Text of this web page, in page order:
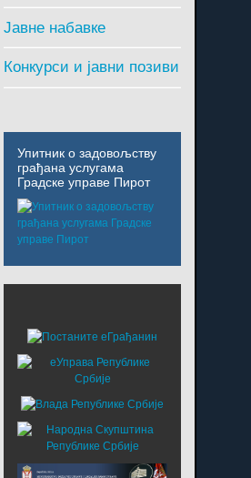
Јавне набавке
Конкурси и јавни позиви
Упитник о задовољству
грађана услугама
Градске управе Пирот